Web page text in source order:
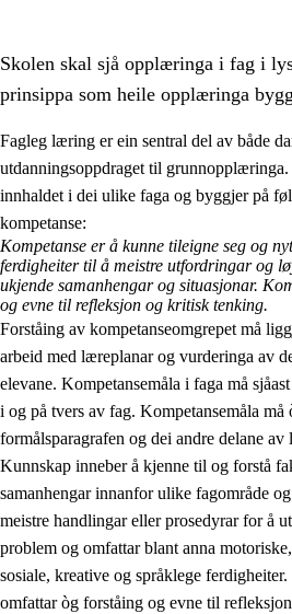
2. Prinsipp for læring, utvikling
2.1 Sosial læring og utvikling
2.2 Kompetanse i faga
2.3 Grunnleggjande ferdigheiter
2.4 Å lære å lære
Tverrfaglege tema
Skolen skal sjå opplæringa i fag i
prinsippa som heile opplæringa
Fagleg læring er ein sentral del av både
utdanningsoppdraget til
innhaldet i dei ulike faga og byggjer på
kompetanse:
Kompetanse er å kunne tileigne seg og
ferdigheiter til å meistre utfordringar og
ukjende samanhengar og situasjonar.
og evne til refleksjon og kritisk tenking.
Forståing av kompetanseomgrepet må
arbeid med læreplanar og vurderinga av
elevane. Kompetansemåla i faga må
i og på tvers av fag. Kompetansemåla må
formålsparagrafen og dei andre delane
Kunnskap inneber å kjenne til og forstå
samanhengar innanfor ulike fagområde
meistre handlingar eller prosedyrar for å
problem og omfattar blant anna
sosiale, kreative og språklege
omfattar òg forståing og evne til